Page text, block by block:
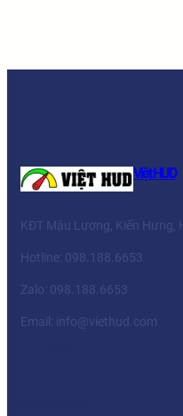
Việt HUD
KĐT Mậu Lương, Kiến Hưng,
Hotline: 098.188.6653
Zalo: 098.188.6653
Email: info@viethud.com